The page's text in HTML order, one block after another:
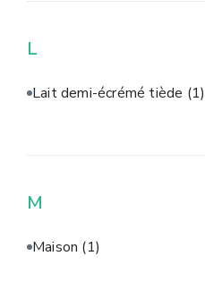
L
Lait demi-écrémé tiède (1)
M
Maison (1)